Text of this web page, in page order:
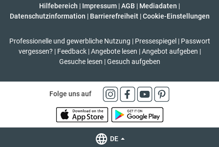
Hilfebereich | Impressum |AGB | Mediadaten |
Datenschutzinformation | Barrierefreiheit | Cookie-Einstellungen
Professionelle und gewerbliche Nutzung | Pressespiegel | Passwort
vergessen? | Feedback | Angebote lesen | Angebot aufgeben |
Gesuche lesen | Gesuch aufgeben
Folge uns auf
DE